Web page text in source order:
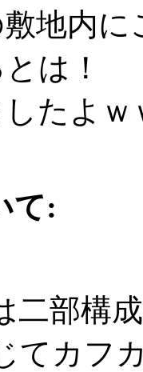
地内
は！
たよｗ
て:
二部構
てカフ